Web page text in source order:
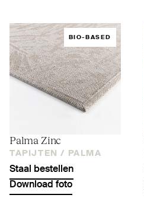
BIO-BASED
Palma Zinc
TAPIJTEN / PALMA
Staal bestellen
Download foto